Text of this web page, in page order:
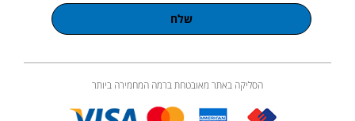
שלח
הסליקה באתר מאובטחת ברמה המחמירה ביותר